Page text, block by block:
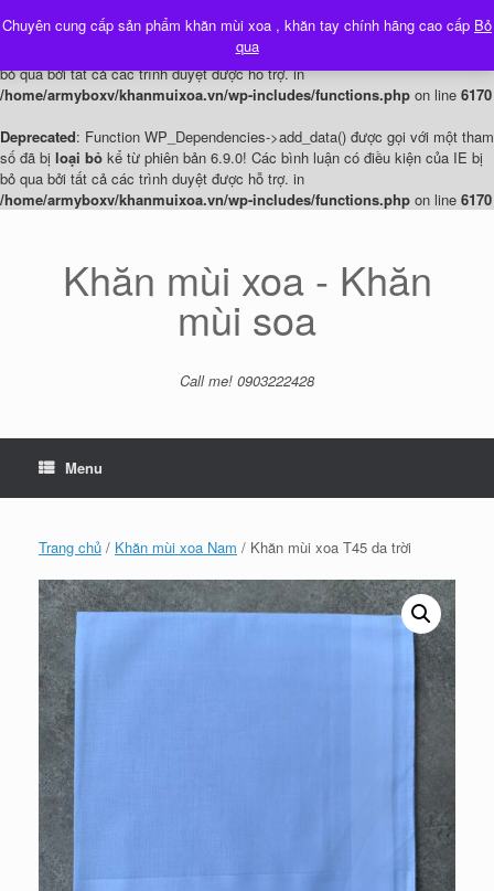
Deprecated: Function WP_Dependencies->add_data() được gọi với một tham
kể từ phiên bản 6.9.0! Các bình luận có điều kiện của IE bị
bỏ qua bởi tất cả các trình duyệt được hỗ trợ. in
/home/armyboxv/khanmuixoa.vn/wp-includes/functions.php on line 6170
Deprecated: Function WP_Dependencies->add_data() được gọi với một tham
số đã bị loại bỏ kể từ phiên bản 6.9.0! Các bình luận có điều kiện của IE bị
bỏ qua bởi tất cả các trình duyệt được hỗ trợ. in
/home/armyboxv/khanmuixoa.vn/wp-includes/functions.php on line 6170
Chuyên cung cấp sản phẩm khăn mùi xoa , khăn tay chính hãng cao cấp Bỏ
qua
Khăn mùi xoa - Khăn
mùi soa
Call me! 0903222428
Menu
Trang chủ / Khăn mùi xoa Nam / Khăn mùi xoa T45 da trời